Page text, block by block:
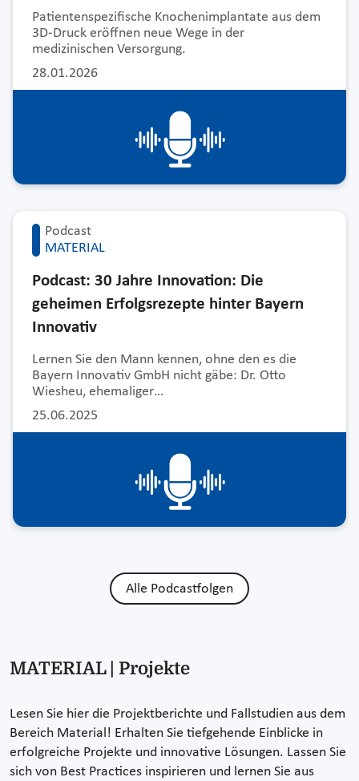
28.01.2026
Patientenspezifische Knochenimplantate aus dem
3D-Druck eröffnen neue Wege in der
medizinischen Versorgung.
Podcast
MATERIAL
25.06.2025
Podcast: 30 Jahre Innovation: Die
geheimen Erfolgsrezepte hinter Bayern
Innovativ
Lernen Sie den Mann kennen, ohne den es die
Bayern Innovativ GmbH nicht gäbe: Dr. Otto
Wiesheu, ehemaliger…
Alle Podcastfolgen
MATERIAL | Projekte
Lesen Sie hier die Projektberichte und Fallstudien aus dem
Bereich Material! Erhalten Sie tiefgehende Einblicke in
erfolgreiche Projekte und innovative Lösungen. Lassen Sie
sich von Best Practices inspirieren und lernen Sie aus